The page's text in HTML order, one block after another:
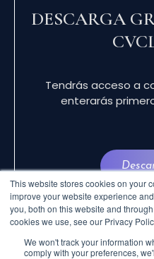
This website stores cookies on your
improve your website experience
you, both on this website and
cookies we use, see our Privacy
We won't track your information
comply with your preferences,
DESCARGA
Tendrás acceso a
enterarás